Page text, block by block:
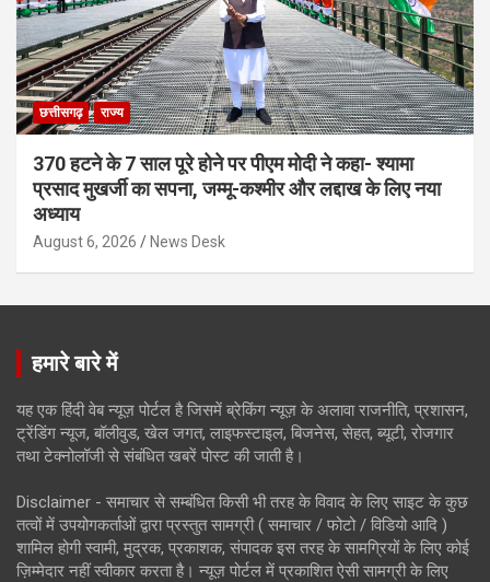
छत्तीसगढ़ राज्य
370 हटने के 7 साल पूरे होने पर पीएम मोदी ने कहा- श्यामा
प्रसाद मुखर्जी का सपना, जम्मू-कश्मीर और लद्दाख के लिए नया
अध्याय
August 6, 2026 News Desk
हमारे बारे में
यह एक हिंदी वेब न्यूज़ पोर्टल है जिसमें ब्रेकिंग न्यूज़ के अलावा राजनीति, प्रशासन,
ट्रेंडिंग न्यूज, बॉलीवुड, खेल जगत, लाइफस्टाइल, बिजनेस, सेहत, ब्यूटी, रोजगार
तथा टेक्नोलॉजी से संबंधित खबरें पोस्ट की जाती है।
Disclaimer - समाचार से सम्बंधित किसी भी तरह के विवाद के लिए साइट के कुछ
तत्वों में उपयोगकर्ताओं द्वारा प्रस्तुत सामग्री ( समाचार / फोटो / विडियो आदि )
शामिल होगी स्वामी, मुद्रक, प्रकाशक, संपादक इस तरह के सामग्रियों के लिए कोई
ज़िम्मेदार नहीं स्वीकार करता है। न्यूज़ पोर्टल में प्रकाशित ऐसी सामग्री के लिए